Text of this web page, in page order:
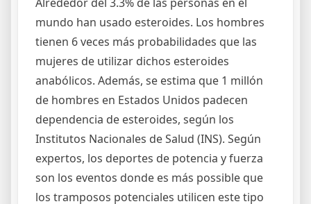
mundo han usado esteroides. Los hombres
tienen 6 veces más probabilidades que las
mujeres de utilizar dichos esteroides
anabólicos. Además, se estima que 1 millón
de hombres en Estados Unidos padecen
dependencia de esteroides, según los
Institutos Nacionales de Salud (INS). Según
expertos, los deportes de potencia y fuerza
son los eventos donde es más possible que
los tramposos potenciales utilicen este tipo